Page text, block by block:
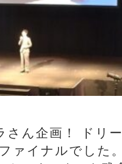
さん企画！ ドリ
ァイナルでした